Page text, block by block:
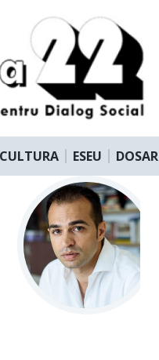
CULTURA ESEU DOSAR